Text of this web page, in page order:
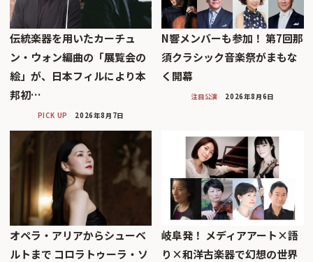
伝統楽器を用いたカーチュ
ン・ウォン編曲の「展覧会の
絵」が、日本フィルにより本
邦初…
PICK UP 2026年8月7日
N響メンバーも参加！ 第7回那
須クラシック音楽祭がまもな
く開幕
注目公演 2026年8月6日
オペラ・アリアからシューベ
ルトまで コロラトゥーラ・ソ
岐阜発！ メディアアート×語
り×和洋古楽器で幻想の世界